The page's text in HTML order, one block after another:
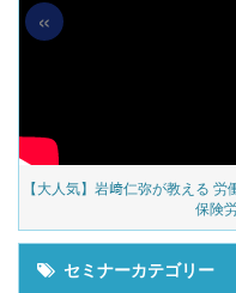
【大人気】岩﨑仁弥が教える
保険
«
セミナーカテゴリー